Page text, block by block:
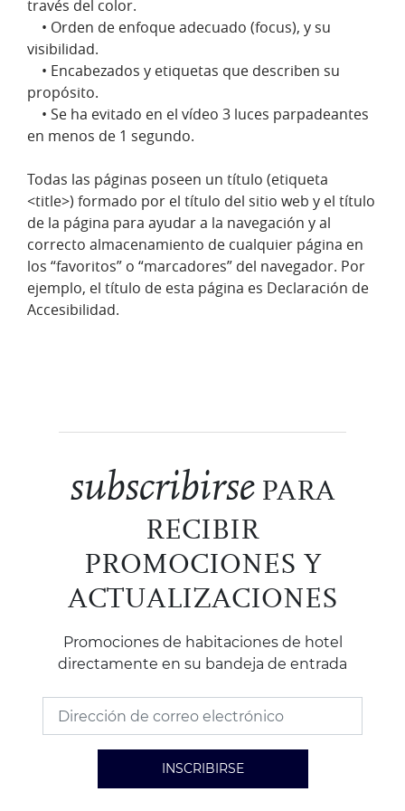
través del color.
• Orden de enfoque adecuado (focus), y su
visibilidad.
• Encabezados y etiquetas que describen su
propósito.
• Se ha evitado en el vídeo 3 luces parpadeantes
en menos de 1 segundo.
Todas las páginas poseen un título (etiqueta
<title>) formado por el título del sitio web y el título
de la página para ayudar a la navegación y al
correcto almacenamiento de cualquier página en
los “favoritos” o “marcadores” del navegador. Por
ejemplo, el título de esta página es Declaración de
Accesibilidad.
subscribirsePARA
RECIBIR
PROMOCIONES Y
ACTUALIZACIONES
Promociones de habitaciones de hotel
directamente en su bandeja de entrada
INSCRIBIRSE